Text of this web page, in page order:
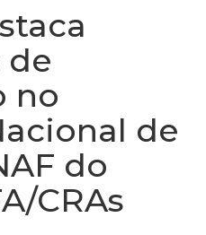
de
no
de
do
CRAs